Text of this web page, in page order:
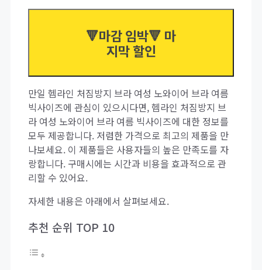
🔻마감 임박🔻 마
지막 할인
만일 헴라인 처짐방지 브라 여성 노와이어 브라 여름
빅사이즈에 관심이 있으시다면, 헴라인 처짐방지 브
라 여성 노와이어 브라 여름 빅사이즈에 대한 정보를
모두 제공합니다. 저렴한 가격으로 최고의 제품을 만
나보세요. 이 제품들은 사용자들의 높은 만족도를 자
랑합니다. 구매시에는 시간과 비용을 효과적으로 관
리할 수 있어요.
자세한 내용은 아래에서 살펴보세요.
추천 순위 TOP 10